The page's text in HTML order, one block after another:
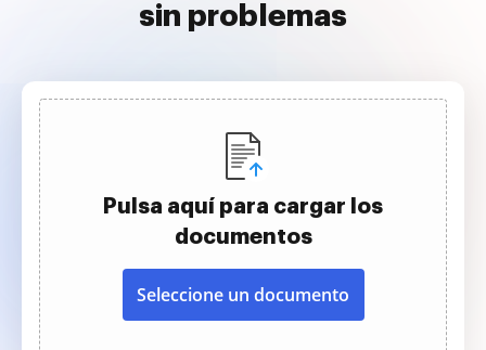
sin problemas
Pulsa aquí para cargar los
documentos
Seleccione un documento